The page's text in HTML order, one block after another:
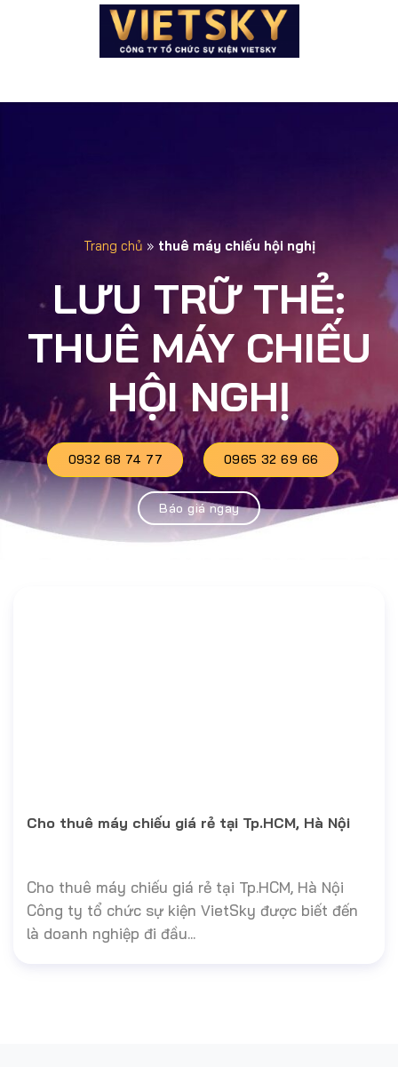
Trang chủ » thuê máy chiếu hội nghị
LƯU TRỮ THẺ:
THUÊ MÁY CHIẾU
HỘI NGHỊ
0932 68 74 77 0965 32 69 66
Báo giá ngay
Cho thuê máy chiếu giá rẻ tại Tp.HCM, Hà Nội
Cho thuê máy chiếu giá rẻ tại Tp.HCM, Hà Nội
Công ty tổ chức sự kiện VietSky được biết đến
là doanh nghiệp đi đầu...